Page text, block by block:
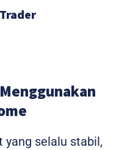
Trader
yang selalu stabil,